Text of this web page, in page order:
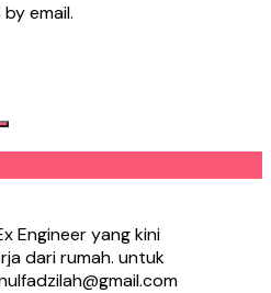
email.
Engineer yang kini
dari rumah. untuk